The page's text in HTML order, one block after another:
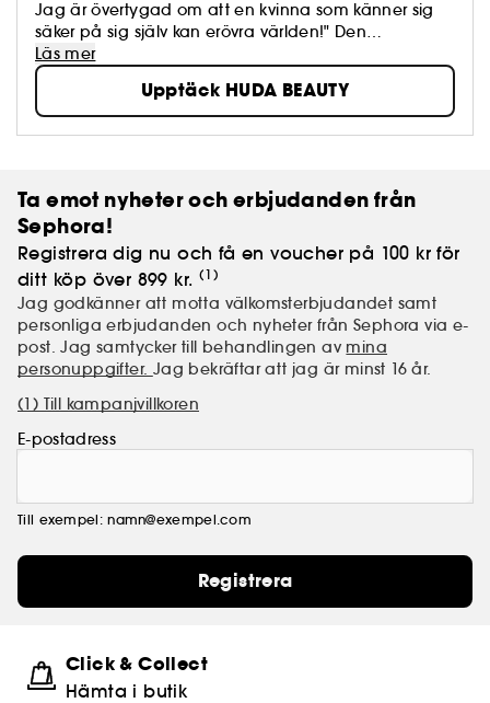
Jag är övertygad om att en kvinna som känner sig
säker på sig själv kan erövra världen!" Den
världsberömda influencern Huda Kattan, baserad i
Dubai, grundade år 2013 varumärket HUDA BEAUTY.
Hon låter alltid sina produkter åtföljas av tutorials som
ger kvinnor kunskap och inspiration till att
experimentera med sin stil.
Läs mer
Upptäck HUDA BEAUTY
Ta emot nyheter och erbjudanden från
Sephora!
Registrera dig nu och få en voucher på 100 kr för
ditt köp över 899 kr. (1)
Jag godkänner att motta välkomsterbjudandet samt
personliga erbjudanden och nyheter från Sephora via e-
post. Jag samtycker till behandlingen av mina
personuppgifter. Jag bekräftar att jag är minst 16 år.
(1) Till kampanjvillkoren
E-postadress
Till exempel: namn@exempel.com
Registrera
Click & Collect
Hämta i butik​